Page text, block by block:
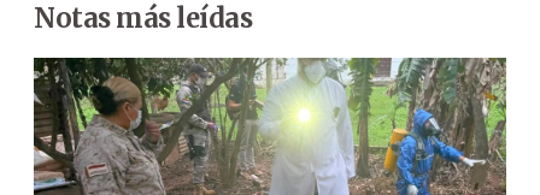
Notas más leídas